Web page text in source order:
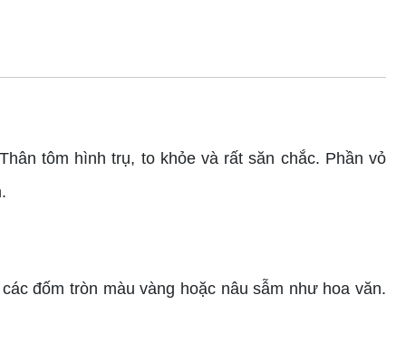
tôm hình trụ, to khỏe và rất săn chắc. Phần vỏ
đốm tròn màu vàng hoặc nâu sẫm như hoa văn.